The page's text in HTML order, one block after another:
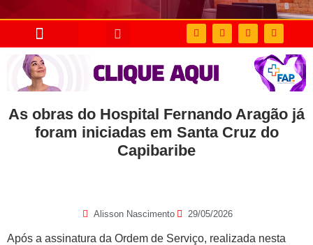
As obras do Hospital Fernando Aragão já
foram iniciadas em Santa Cruz do
Capibaribe
Alisson Nascimento 29/05/2026
Após a assinatura da Ordem de Serviço, realizada nesta